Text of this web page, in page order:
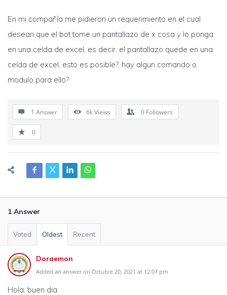
En mi compañía me pidieron un requerimiento en el cual
desean que el bot tome un pantallazo de x cosa y lo ponga
en una celda de excel, es decir, el pantallazo quede en una
celda de excel, esto es posible?, hay algun comando o
modulo para ello?
1 Answer 6kViews 0 Followers
0
1 Answer
Voted Oldest Recent
Doraemon
Added an answer on Octubre 20, 2021 at 12:07 pm
Hola, buen dia.